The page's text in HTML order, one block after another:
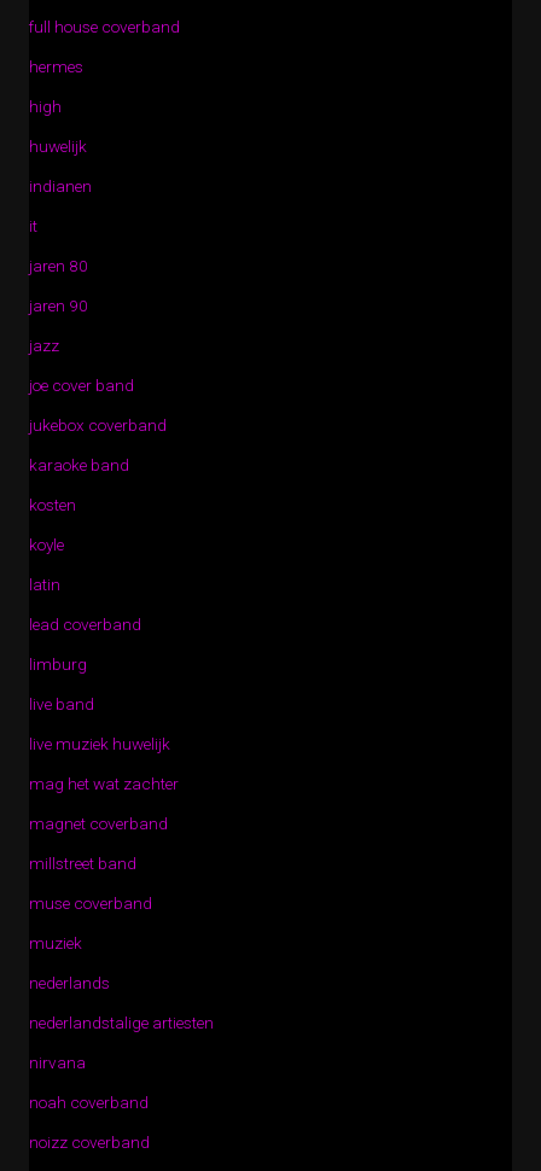
full house coverband
hermes
high
huwelijk
indianen
it
jaren 80
jaren 90
jazz
joe cover band
jukebox coverband
karaoke band
kosten
koyle
latin
lead coverband
limburg
live band
live muziek huwelijk
mag het wat zachter
magnet coverband
millstreet band
muse coverband
muziek
nederlands
nederlandstalige artiesten
nirvana
noah coverband
noizz coverband